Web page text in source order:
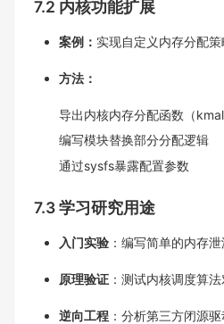
7.2 内核功能扩展​
案例： 实现自定义内存分配策
方法：​
导出内核内存分配函数（
编写模块替换部分分配逻辑​
通过sysfs暴露配置参数​
7.3 学习研究用途​
入门实验 ：编写简单的内存
原理验证 ：测试内核调度算
逆向工程 ：分析第三方闭源